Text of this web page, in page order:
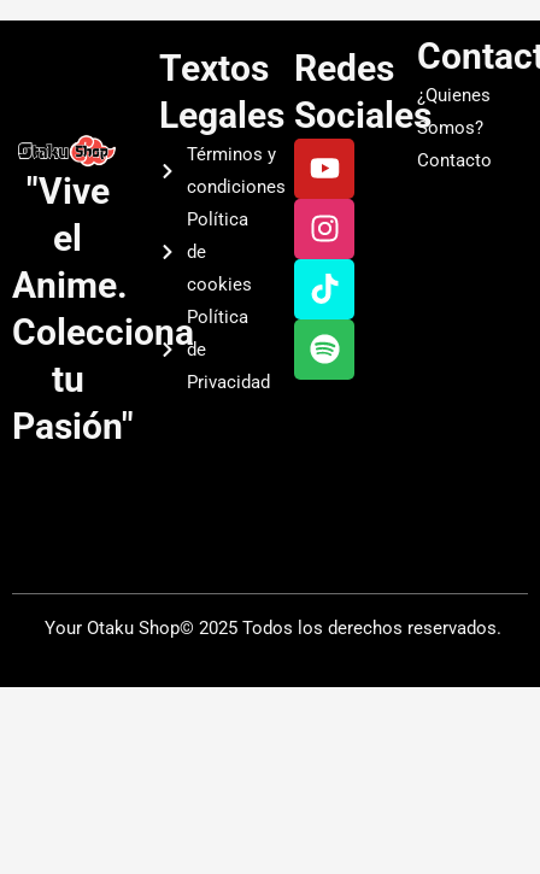
"Vive
el
Anime.
Colecciona
tu
Pasión"
Textos
Legales
Términos y
condiciones
Política
de
cookies
Política
de
Privacidad
Redes
Sociales
Y
o
u
t
u
b
e
I
n
s
t
a
g
r
a
T
i
k
t
o
k
S
p
o
t
i
f
y
¿Quienes
Somos?
Contacto
Your Otaku Shop© 2025 Todos los derechos reservados.